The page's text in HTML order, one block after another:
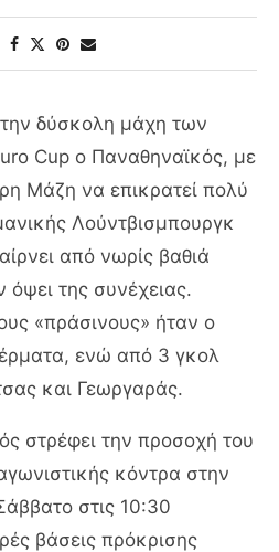
δύσκολη μάχη των
Cup ο Παναθηναϊκός, με
Μάζη να επικρατεί πολύ
Λούντβισμπουργκ
από νωρίς βαθιά
της συνέχειας.
«πράσινους» ήταν ο
ενώ από 3 γκολ
και Γεωργαράς.
στρέφει την προσοχή του
κόντρα στην
στις 10:30
βάσεις πρόκρισης